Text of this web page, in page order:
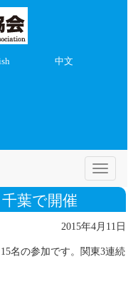
中文
Toggle
葉で開催
2015年4月11日
名の参加です。関東3連続